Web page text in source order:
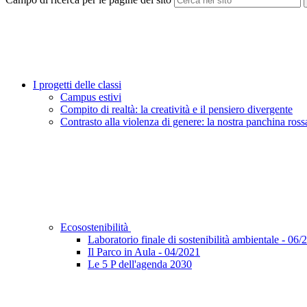
I progetti delle classi
Campus estivi
Compito di realtà: la creatività e il pensiero divergente
Contrasto alla violenza di genere: la nostra panchina
Ecosostenibilità
Laboratorio finale di sostenibilità ambientale - 06/
Il Parco in Aula - 04/2021
Le 5 P dell'agenda 2030